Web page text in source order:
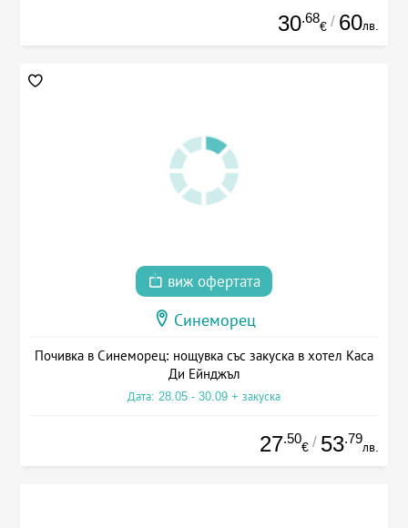
30.68
€ / 60лв.
виж офертата
Синеморец
Почивка в Синеморец: нощувка със закуска в хотел Каса
Ди Ейнджъл
Дата: 28.05 - 30.09 + закуска
27.50
€ / 53.79
лв.